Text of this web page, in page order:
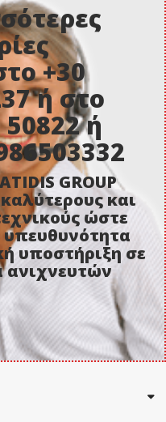
+30
ή στο
50822 ή
GROUP
και
ώστε
υπευθυνότητα
υποστήριξη σε
ανιχνευτών